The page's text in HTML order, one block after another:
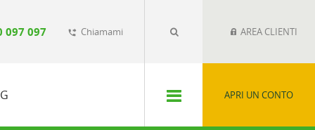
097 097 phone_forwarded Chiamami AREA CLIENTI
APRI UN CONTO